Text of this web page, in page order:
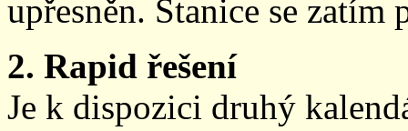
upřesněn. Stanice se zatím
2. Rapid řešení
Je k dispozici druhý